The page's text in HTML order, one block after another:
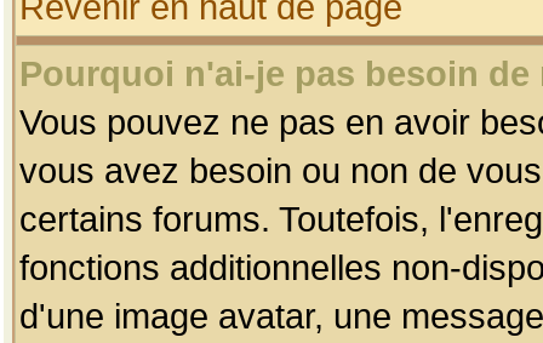
Pourquoi n'ai-je pas besoin
Vous pouvez ne pas en avoir
vous avez besoin ou non de
certains forums. Toutefois,
fonctions additionnelles non-
d'une image avatar, une